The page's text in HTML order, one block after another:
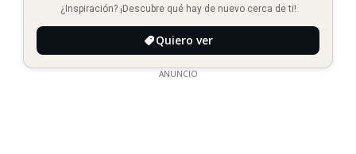
¿Inspiración? ¡Descubre qué hay de nuevo cerca de ti!
Quiero ver
ANUNCIO